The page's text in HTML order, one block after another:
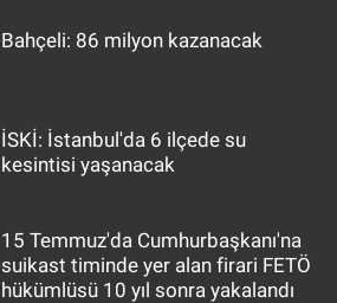
Bahçeli: 86 milyon kazanacak
İSKİ: İstanbul'da 6 ilçede su
kesintisi yaşanacak
15 Temmuz'da Cumhurbaşkanı'na
suikast timinde yer alan firari FETÖ
hükümlüsü 10 yıl sonra yakalandı